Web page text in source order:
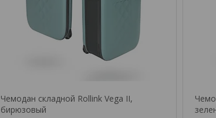
Чемодан складной Rollink Vega II,
бирюзовый